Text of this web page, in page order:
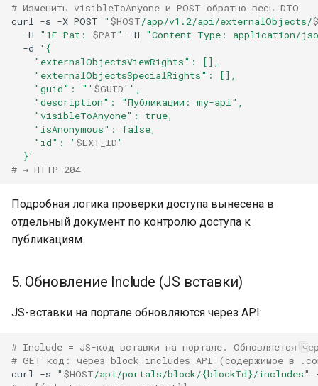
# Изменить visibleToAnyone и POST обратно весь DTO
curl
-s -X POST " $HOST/app/v1.2/api/externalObjects/
-H
"1F-Pat: $PAT" -H
"Content-Type: application/
-d
'{
    "externalObjectsViewRights": [],
    "externalObjectsSpecialRights": [],
    "guid": "'
$GUID'",
    "description": "Публикации: my-api",
    "visibleToAnyone": true,
    "isAnonymous": false,
    "id": '
$EXT_ID'
  }'
# → HTTP 204
Подробная логика проверки доступа вынесена в
отдельный документ по контролю доступа к
публикациям.
5. Обновление Include (JS вставки)
JS-вставки на портале обновляются через API:
# Include = JS-код вставки на портале. Обновляется
# GET код: через block includes API (содержимое в
curl
-s " $HOST/api/portals/block/{blockId}/includes"